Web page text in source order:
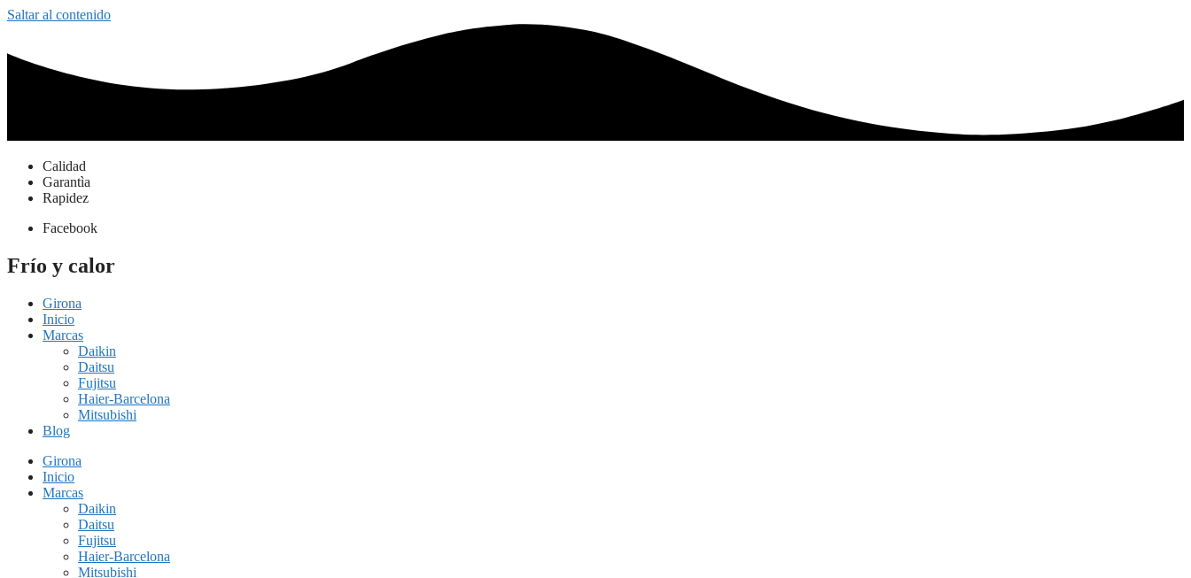
Saltar al contenido
Calidad
Garantìa
Rapidez
Facebook
Frío y calor
Girona
Inicio
Marcas
Daikin
Daitsu
Fujitsu
Haier-Barcelona
Mitsubishi
Blog
Girona
Inicio
Marcas
Daikin
Daitsu
Fujitsu
Haier-Barcelona
Mitsubishi